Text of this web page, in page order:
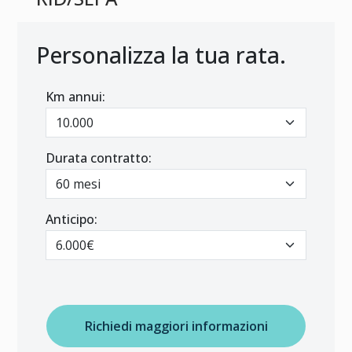
Personalizza la tua rata.
Km annui:
Durata contratto:
Anticipo:
Richiedi maggiori informazioni